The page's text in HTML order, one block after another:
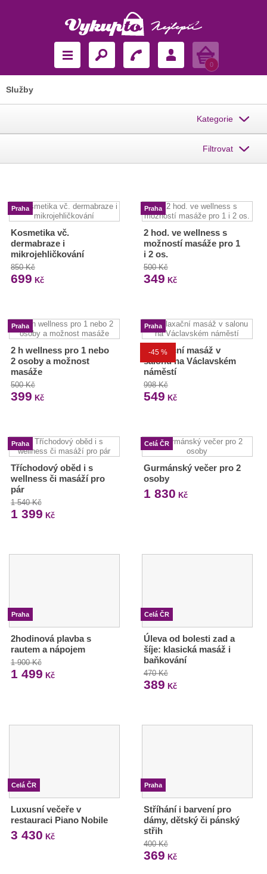
Košík
0
Služby
Kategorie
Filtrovat
Praha
Kosmetika vč.
dermabraze i
mikrojehličkování
850 Kč
699 Kč
Praha
2 hod. ve wellness s
možností masáže pro 1
i 2 os.
500 Kč
349 Kč
Praha
2 h wellness pro 1 nebo
2 osoby a možnost
masáže
500 Kč
399 Kč
-45 %
Praha
Relaxační masáž v
salonu na Václavském
náměstí
998 Kč
549 Kč
Praha
Tříchodový oběd i s
wellness či masáží pro
pár
1 540 Kč
1 399 Kč
Celá ČR
Gurmánský večer pro 2
osoby
1 830 Kč
Praha
2hodinová plavba s
rautem a nápojem
1 900 Kč
1 499 Kč
Celá ČR
Úleva od bolesti zad a
šíje: klasická masáž i
baňkování
470 Kč
389 Kč
Celá ČR
Luxusní večeře v
restauraci Piano Nobile
3 430 Kč
Praha
Stříhání i barvení pro
dámy, dětský či pánský
střih
400 Kč
369 Kč